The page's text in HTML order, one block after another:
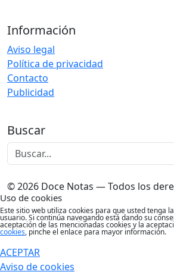
Información
Aviso legal
Política de privacidad
Contacto
Publicidad
Buscar
© 2026 Doce Notas — Todos los
Uso de cookies
Este sitio web utiliza cookies para que usted tenga
usuario. Si continúa navegando está dando su
aceptación de las mencionadas cookies y la
cookies, pinche el enlace para mayor información.
ACEPTAR
Aviso de cookies